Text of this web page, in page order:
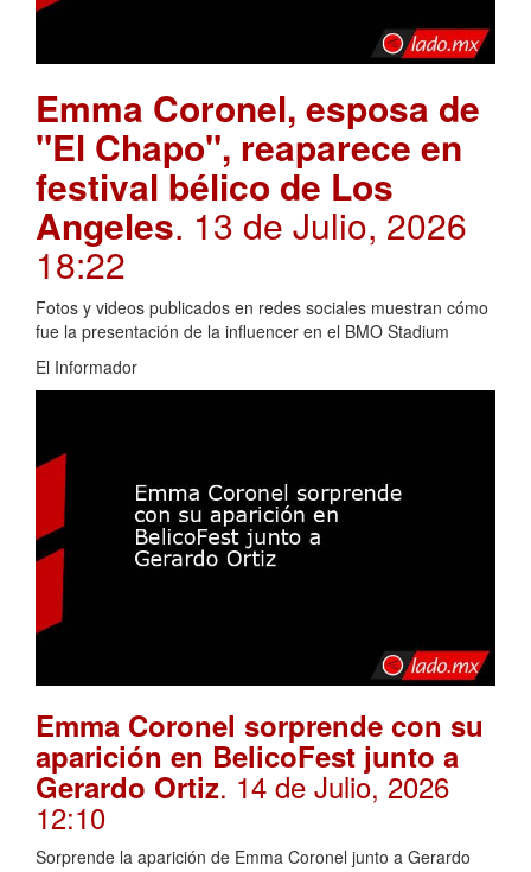
Emma Coronel, esposa de
"El Chapo", reaparece en
festival bélico de Los
Angeles. 13 de Julio, 2026
18:22
Fotos y videos publicados en redes sociales muestran cómo
fue la presentación de la influencer en el BMO Stadium
El Informador
Emma Coronel sorprende con su
aparición en BelicoFest junto a
Gerardo Ortiz. 14 de Julio, 2026
12:10
Sorprende la aparición de Emma Coronel junto a Gerardo